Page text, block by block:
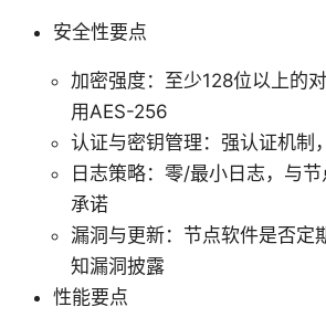
安全性要点
加密强度：至少128位以上的
用AES-256
认证与密钥管理：强认证机制
日志策略：零/最小日志，与
承诺
漏洞与更新：节点软件是否定
知漏洞披露
性能要点